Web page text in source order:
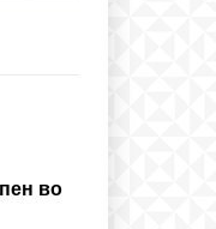
во